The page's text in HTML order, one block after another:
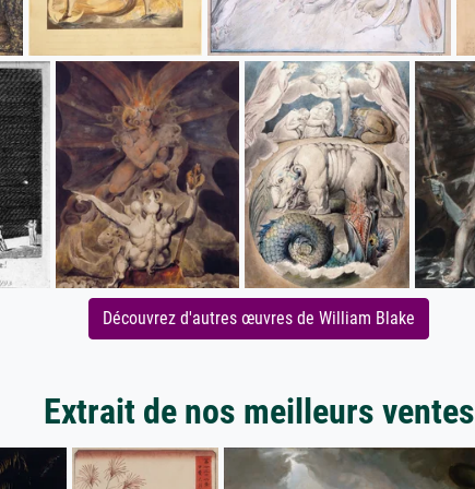
Découvrez d'autres œuvres de William Blake
Extrait de nos meilleurs ventes